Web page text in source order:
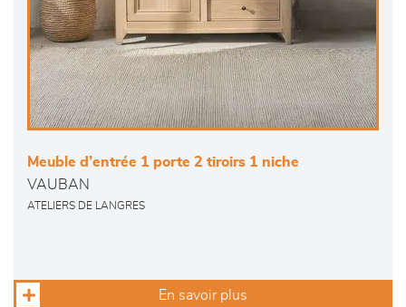
Meuble d’entrée 1 porte 2 tiroirs 1 niche
VAUBAN
ATELIERS DE LANGRES
En savoir plus